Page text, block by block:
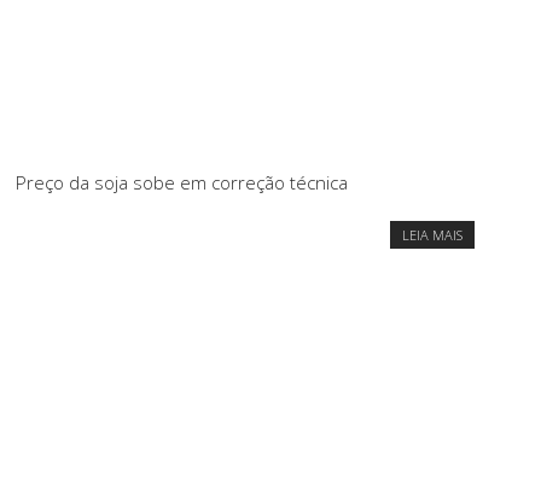
Preço da soja sobe em correção técnica
LEIA MAIS